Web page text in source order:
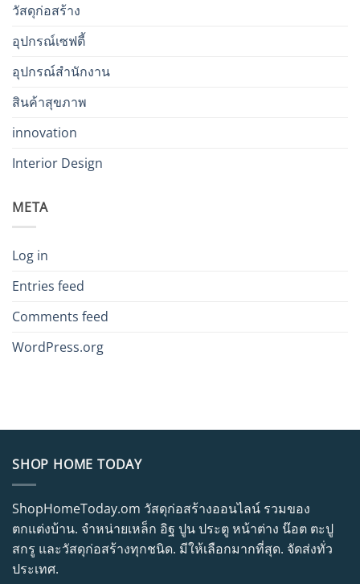
วัสดุก่อสร้าง
อุปกรณ์เซฟตี้
อุปกรณ์สำนักงาน
สินค้าสุขภาพ
innovation
Interior Design
META
Log in
Entries feed
Comments feed
WordPress.org
SHOP HOME TODAY
ShopHomeToday.om วัสดุก่อสร้างออนไลน์ รวมของ
ตกแต่งบ้าน. จำหน่ายเหล็ก อิฐ ปูน ประตู หน้าต่าง น๊อต ตะปู
สกรู และวัสดุก่อสร้างทุกชนิด. มีให้เลือกมากที่สุด. จัดส่งทั่ว
ประเทศ.